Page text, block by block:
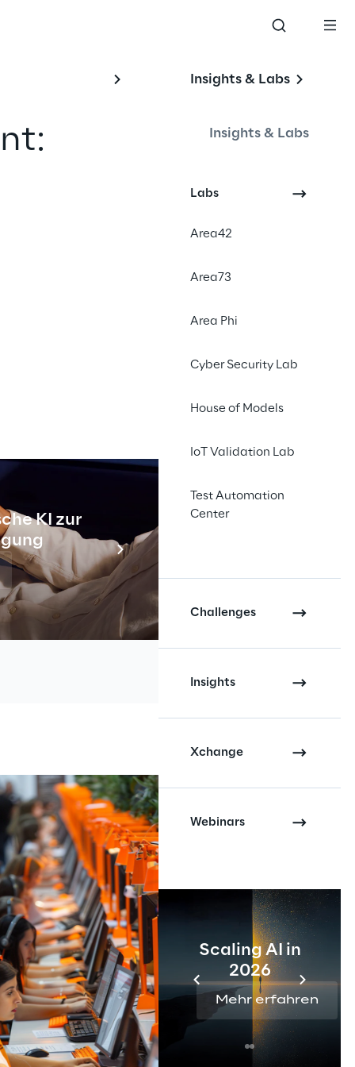
KI zur
Insights & Labs
Insights & Labs
Labs
Area42
Area73
Area Phi
Cyber Security Lab
House of Models
IoT Validation Lab
Test Automation
Center
Challenges
Insights
Xchange
Webinars
Scaling AI in
2026
Mehr erfahren
und